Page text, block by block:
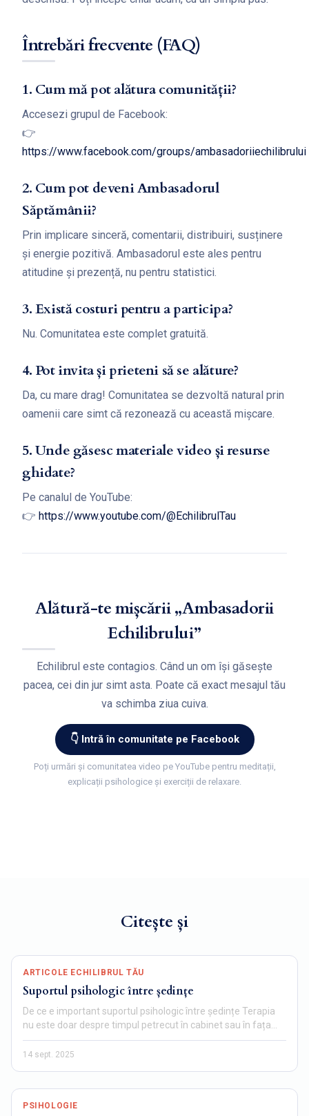
Întrebări frecvente (FAQ)
1. Cum mă pot alătura comunității?
Accesezi grupul de Facebook:
👉
https://www.facebook.com/groups/ambasadoriiechilibrului
2. Cum pot deveni Ambasadorul
Săptămânii?
Prin implicare sinceră, comentarii, distribuiri, susținere
și energie pozitivă. Ambasadorul este ales pentru
atitudine și prezență, nu pentru statistici.
3. Există costuri pentru a participa?
Nu. Comunitatea este complet gratuită.
4. Pot invita și prieteni să se alăture?
Da, cu mare drag! Comunitatea se dezvoltă natural prin
oamenii care simt că rezonează cu această mișcare.
5. Unde găsesc materiale video și resurse
ghidate?
Pe canalul de YouTube:
👉 https://www.youtube.com/@EchilibrulTau
Alătură-te mișcării „Ambasadorii
Echilibrului”
Echilibrul este contagios. Când un om își găsește
pacea, cei din jur simt asta. Poate că exact mesajul tău
va schimba ziua cuiva.
👇 Intră în comunitate pe Facebook
Poți urmări și comunitatea video pe YouTube pentru meditații,
explicații psihologice și exerciții de relaxare.
Citește și
ARTICOLE ECHILIBRUL TĂU
Suportul psihologic între ședințe
De ce e important suportul psihologic între ședințe Terapia
nu este doar despre timpul petrecut în cabinet sau în fața…
14 sept. 2025
PSIHOLOGIE